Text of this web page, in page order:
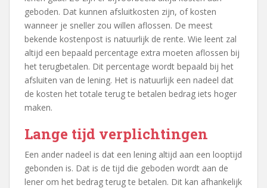
geboden. Dat kunnen afsluitkosten zijn, of kosten
wanneer je sneller zou willen aflossen. De meest
bekende kostenpost is natuurlijk de rente. Wie leent zal
altijd een bepaald percentage extra moeten aflossen bij
het terugbetalen. Dit percentage wordt bepaald bij het
afsluiten van de lening. Het is natuurlijk een nadeel dat
de kosten het totale terug te betalen bedrag iets hoger
maken.
Lange tijd verplichtingen
Een ander nadeel is dat een lening altijd aan een looptijd
gebonden is. Dat is de tijd die geboden wordt aan de
lener om het bedrag terug te betalen. Dit kan afhankelijk